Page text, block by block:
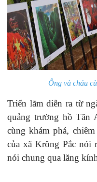
Ông và cháu
Triển lãm diễn ra từ
quảng trường hồ
cùng khám phá,
của xã Krông Pắc nói
nói chung qua lăng